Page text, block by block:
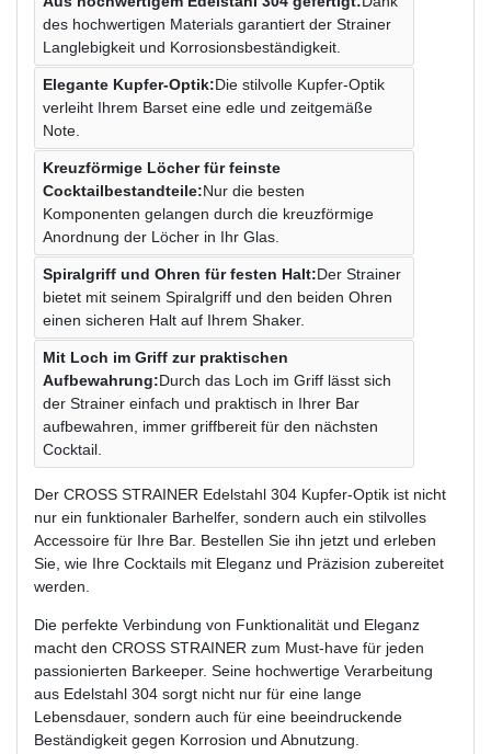
des hochwertigen Materials garantiert der Strainer
Langlebigkeit und Korrosionsbeständigkeit.
Elegante Kupfer-Optik:Die stilvolle Kupfer-Optik
verleiht Ihrem Barset eine edle und zeitgemäße
Note.
Kreuzförmige Löcher für feinste
Cocktailbestandteile:Nur die besten
Komponenten gelangen durch die kreuzförmige
Anordnung der Löcher in Ihr Glas.
Spiralgriff und Ohren für festen Halt:Der Strainer
bietet mit seinem Spiralgriff und den beiden Ohren
einen sicheren Halt auf Ihrem Shaker.
Mit Loch im Griff zur praktischen
Aufbewahrung:Durch das Loch im Griff lässt sich
der Strainer einfach und praktisch in Ihrer Bar
aufbewahren, immer griffbereit für den nächsten
Cocktail.
Der CROSS STRAINER Edelstahl 304 Kupfer-Optik ist nicht
nur ein funktionaler Barhelfer, sondern auch ein stilvolles
Accessoire für Ihre Bar. Bestellen Sie ihn jetzt und erleben
Sie, wie Ihre Cocktails mit Eleganz und Präzision zubereitet
werden.
Die perfekte Verbindung von Funktionalität und Eleganz
macht den CROSS STRAINER zum Must-have für jeden
passionierten Barkeeper. Seine hochwertige Verarbeitung
aus Edelstahl 304 sorgt nicht nur für eine lange
Lebensdauer, sondern auch für eine beeindruckende
Beständigkeit gegen Korrosion und Abnutzung.